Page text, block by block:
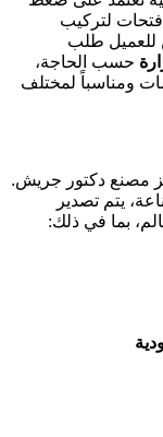
فتحات لتركيب
للعميل طلب
حسب الحاجة،
ومناسباً لمختلف
مصنع دكتور جريش.
يتم تصدير
: